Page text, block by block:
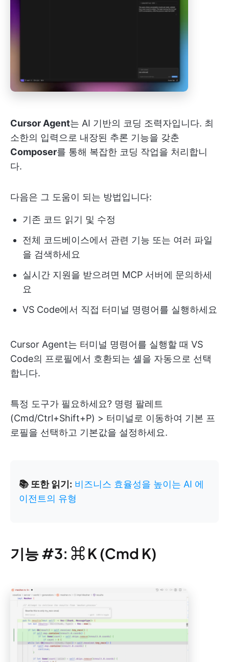
Cursor Agent는 AI 기반의 코딩 조력자입니다. 최
소한의 입력으로 내장된 추론 기능을 갖춘
Composer를 통해 복잡한 코딩 작업을 처리합니
다.
다음은 그 도움이 되는 방법입니다:
기존 코드 읽기 및 수정
전체 코드베이스에서 관련 기능 또는 여러 파일
을 검색하세요
실시간 지원을 받으려면 MCP 서버에 문의하세
요
VS Code에서 직접 터미널 명령어를 실행하세요
Cursor Agent는 터미널 명령어를 실행할 때 VS
Code의 프로필에서 호환되는 셸을 자동으로 선택
합니다.
특정 도구가 필요하세요? 명령 팔레트
(Cmd/Ctrl+Shift+P) > 터미널로 이동하여 기본 프
로필을 선택하고 기본값을 설정하세요.
📚 또한 읽기: 비즈니스 효율성을 높이는 AI 에
이전트의 유형
기능 #3: ⌘ K (Cmd K)